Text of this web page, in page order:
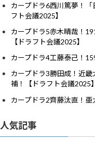
カープドラ6西川篤夢！
フト会議2025】
カープドラ5赤木晴哉！
【ドラフト会議2025】
カープドラ4工藤泰己！
カープドラ3勝田成！近
補！【ドラフト会議2025】
カープドラ2齊藤汰直！亜
人気記事